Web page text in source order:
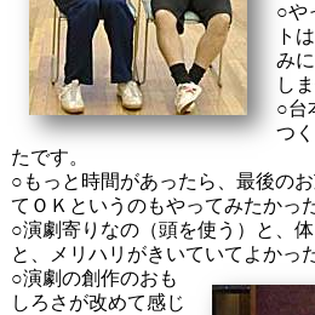
○や
ト
み
し
○台
つ
たです。
○もっと時間があったら、最後の
てＯＫというのもやってみたかっ
○演劇寄りなの（頭を使う）と、
と、メリハリがきいていてよかった
○演劇の創作のおも
しろさが改めて感じ